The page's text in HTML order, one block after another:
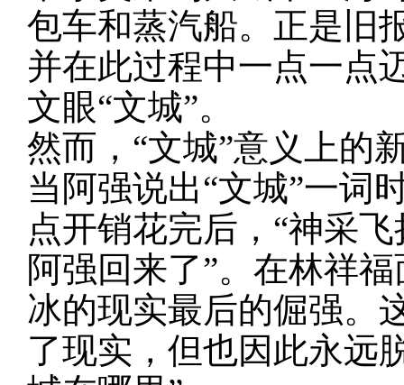
包车和蒸汽船。正是旧
并在此过程中一点一点
文眼“文城”。
然而， “文城”意义上的
当阿强说出“文城”一词
点开销花完后，“神采
阿强回来了”。在林祥
冰的现实最后的倔强。
了现实，但也因此永远